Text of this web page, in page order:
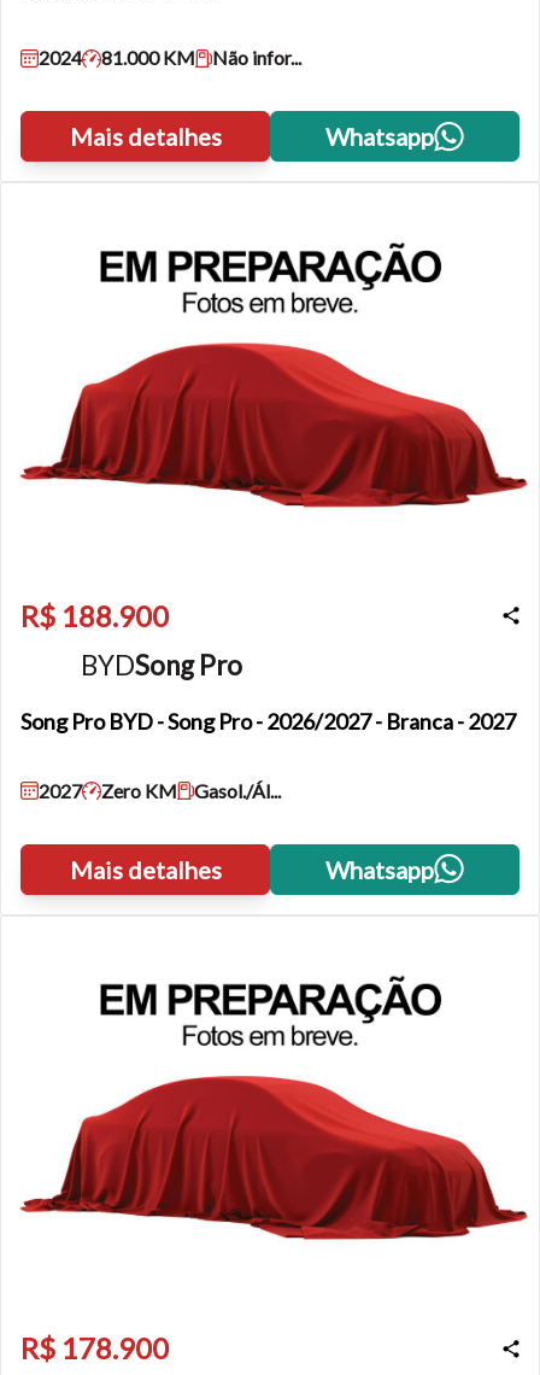
2024 81.000 KM Não infor...
Mais detalhes Whatsapp
R$ 188.900
BYDSong Pro
Song Pro BYD - Song Pro - 2026/2027 - Branca - 2027
2027 Zero KM Gasol./Ál...
Mais detalhes Whatsapp
R$ 178.900